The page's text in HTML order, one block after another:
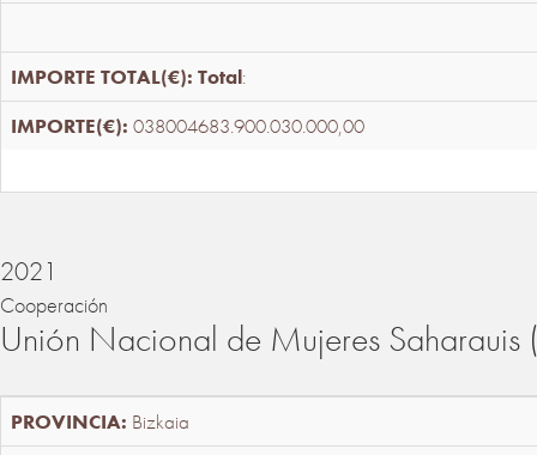
Total:
038004683.900.030.000,00
2021
Cooperación
Unión Nacional de Mujeres
Bizkaia